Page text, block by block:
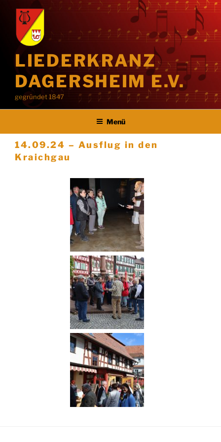
LIEDERKRANZ
DAGERSHEIM E.V.
gegründet 1847
Menü
14.09.24 – Ausflug in den
Kraichgau